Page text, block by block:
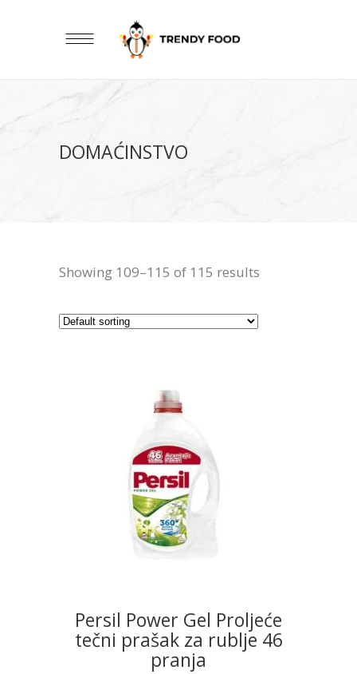
DOMAĆINSTVO
Showing 109–115 of 115 results
READ MORE
Persil Power Gel Proljeće
tečni prašak za rublje 46
pranja